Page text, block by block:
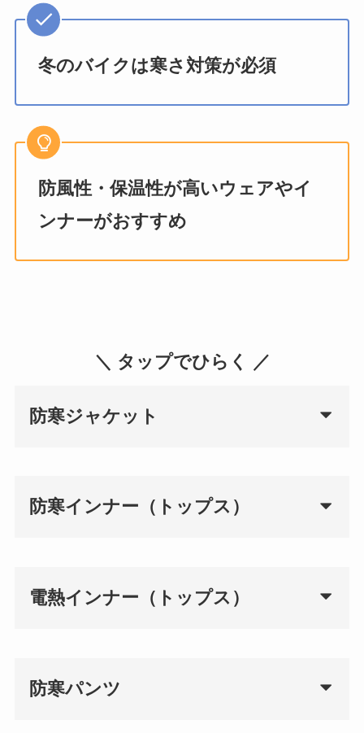
冬のバイクは寒さ対策が必須
防風性・保温性が高いウェアやイ
ンナーがおすすめ
＼ タップでひらく ／
防寒ジャケット
防寒インナー（トップス）
電熱インナー（トップス）
防寒パンツ